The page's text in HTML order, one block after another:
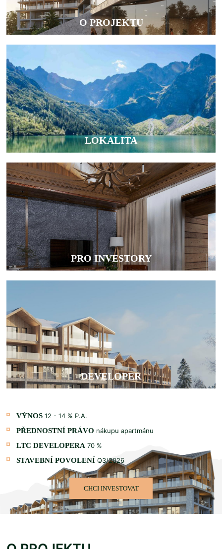
O PROJEKTU
LOKALITA
PRO INVESTORY
DEVELOPER
VÝNOS 12 - 14 % P.A.
PŘEDNOSTNÍ PRÁVO nákupu apartmánu
LTC DEVELOPERA 70 %
STAVEBNÍ POVOLENÍ Q3/2026
CHCI INVESTOVAT